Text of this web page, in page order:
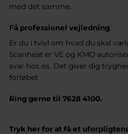
med det samme.
Få professionel vejledning
Er du i tvivl om hvad du skal
Scanheat er VE og KMO
svar hos os. Det giver dig
forløbet
Ring gerne til 7628 4100.
Tryk her for at få et